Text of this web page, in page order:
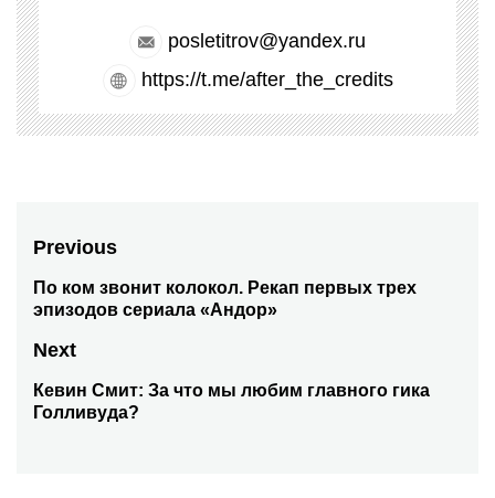
posletitrov@yandex.ru
https://t.me/after_the_credits
Навигация
по
записям
Previous
Previous
По ком звонит колокол. Рекап первых трех
эпизодов сериала «Андор»
Next
Next
Кевин Смит: За что мы любим главного гика
Голливуда?